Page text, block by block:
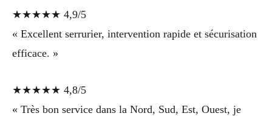
★★★★★ 4,9/5
« Excellent serrurier, intervention rapide et sécurisation
efficace. »
★★★★★ 4,8/5
« Très bon service dans la Nord, Sud, Est, Ouest, je